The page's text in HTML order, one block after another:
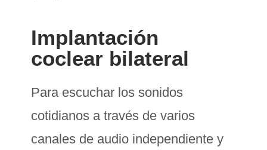
Implantación
coclear bilateral
Para escuchar los sonidos
cotidianos a través de varios
canales de audio independiente y